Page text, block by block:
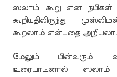
ஸலாம் கூறு என
கூறியதிலிருந்து
கூறலாம் என்பதை
மேலும் பின்வரும்
உரையாடினால் ஸலாம்